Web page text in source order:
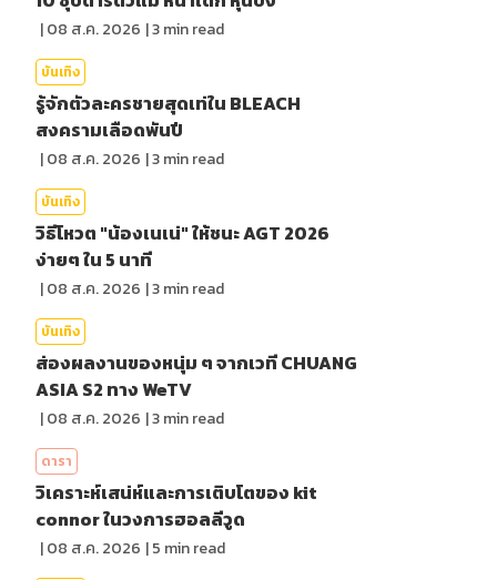
|08 ส.ค. 2026 |3min read
บันเทิง
รู้จักตัวละครชายสุดเท่ใน BLEACH
สงครามเลือดพันปี
|08 ส.ค. 2026 |3min read
บันเทิง
วิธีโหวต "น้องเนเน่" ให้ชนะ AGT 2026
ง่ายๆ ใน 5 นาที
|08 ส.ค. 2026 |3min read
บันเทิง
ส่องผลงานของหนุ่ม ๆ จากเวที CHUANG
ASIA S2 ทาง WeTV
|08 ส.ค. 2026 |3min read
ดารา
วิเคราะห์เสน่ห์และการเติบโตของ kit
connor ในวงการฮอลลีวูด
|08 ส.ค. 2026 |5 min read